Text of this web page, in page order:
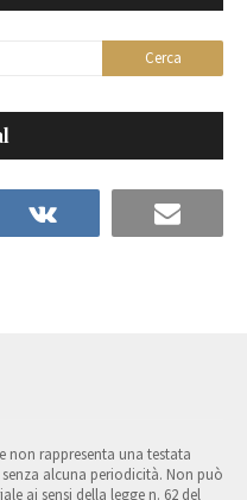
non rappresenta una testata
alcuna periodicità. Non può
ai sensi della legge n. 62 del